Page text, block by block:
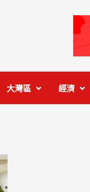
大灣區 經濟